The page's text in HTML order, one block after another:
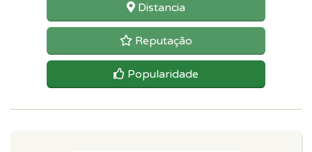
Distancia
Reputação
Popularidade